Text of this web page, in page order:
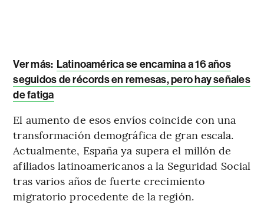
Ver más: Latinoamérica se encamina a 16 años
seguidos de récords en remesas, pero hay señales
de fatiga
El aumento de esos envíos coincide con una
transformación demográfica de gran escala.
Actualmente, España ya supera el millón de
afiliados latinoamericanos a la Seguridad Social
tras varios años de fuerte crecimiento
migratorio procedente de la región.